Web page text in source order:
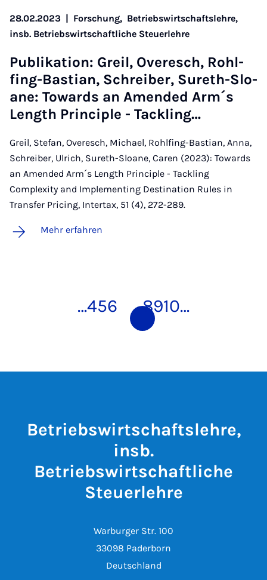
28.02.2023 | Forschung, Betriebswirtschaftslehre,
insb. Betriebswirtschaftliche Steuerlehre
Pu­bli­ka­ti­on: Greil, Over­esch, Rohl­
fing-Bas­ti­an, Schrei­ber, Su­reth-Slo­
a­ne: To­wards an Amen­ded Ar­m´s
Length Prin­ci­ple - Tack­ling…
Greil, Stefan, Overesch, Michael, Rohlfing-Bastian, Anna,
Schreiber, Ulrich, Sureth-Sloane, Caren (2023): Towards
an Amended Arm´s Length Principle - Tackling
Complexity and Implementing Destination Rules in
Transfer Pricing, Intertax, 51 (4), 272-289.
Mehr erfahren
…456 7 8910…
Betriebswirtschaftslehre,
insb.
Betriebswirtschaftliche
Steuerlehre
Warburger Str. 100
33098 Paderborn
Deutschland